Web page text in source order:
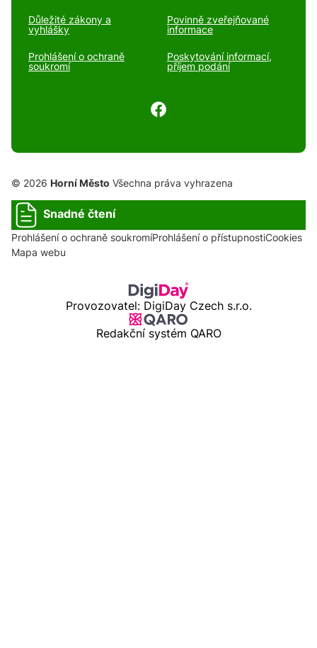
Důležité zákony a
vyhlášky
Povinně zveřejňované
informace
Prohlášení o ochraně
soukromí
Poskytování informací,
příjem podání
© 2026 Horní Město Všechna práva vyhrazena
Snadné čtení
Prohlášení o ochraně soukromíProhlášení o přístupnostiCookies
Mapa webu
Provozovatel: DigiDay Czech s.r.o.
Redakční systém QARO